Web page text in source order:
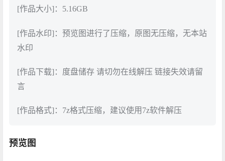
[作品大小]：5.16GB
[作品水印]：预览图进行了压缩，原图无压缩，无本站
水印
[作品下载]：度盘储存 请切勿在线解压 链接失效请留
言
[作品格式]：7z格式压缩，建议使用7z软件解压
预览图